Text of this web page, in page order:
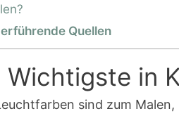
Quellen
Wichtigste in
sind zum